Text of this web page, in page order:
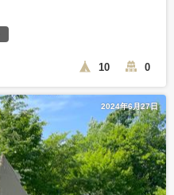
10 0
2024年6月27日